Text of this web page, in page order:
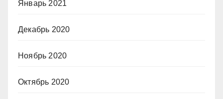
Январь 2021
Декабрь 2020
Ноябрь 2020
Октябрь 2020